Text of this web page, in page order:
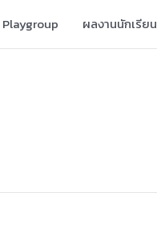
Playgroup ผลงานนักเรียน